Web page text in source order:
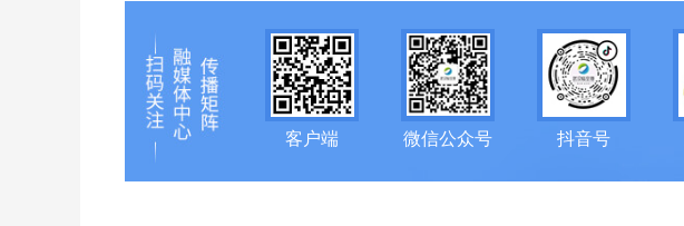
客户端 微信公众号 抖音号